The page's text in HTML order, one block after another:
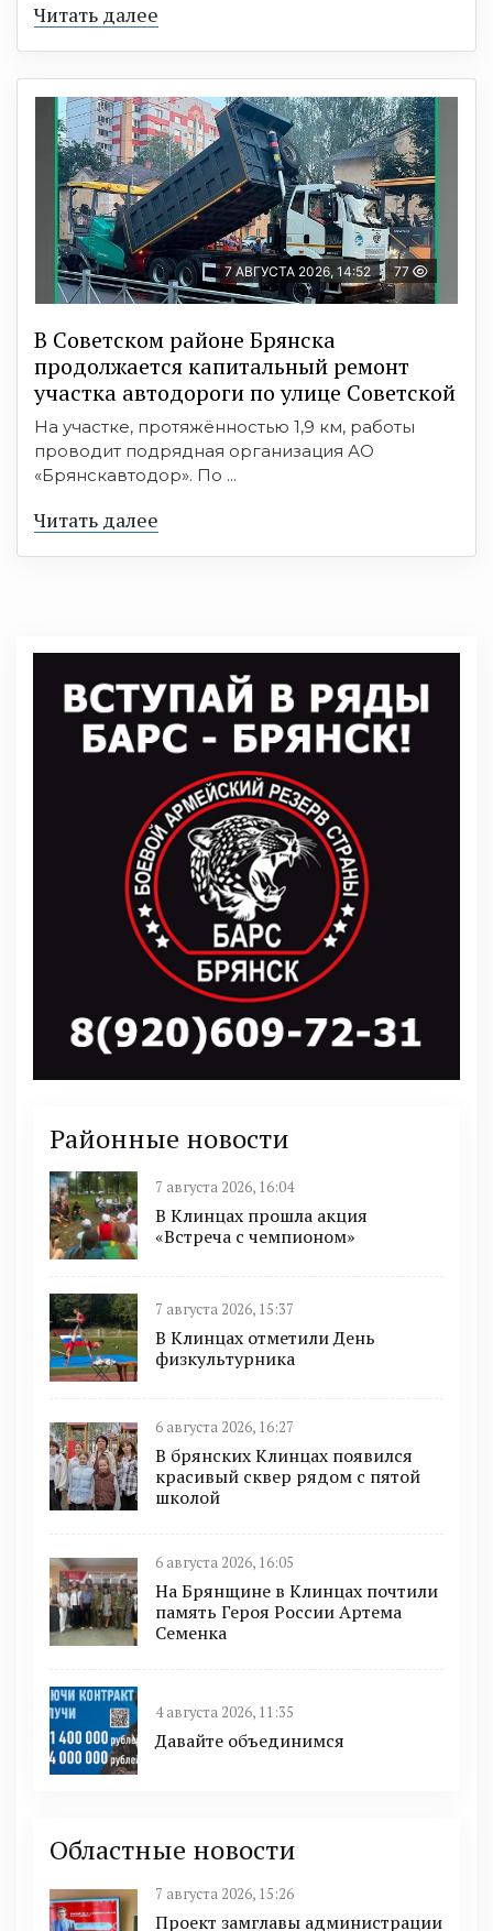
Читать далее
7 АВГУСТА 2026, 14:52 77
В Советском районе Брянска
продолжается капитальный ремонт
участка автодороги по улице Советской
На участке, протяжённостью 1,9 км, работы
проводит подрядная организация АО
«Брянскавтодор». По ...
Читать далее
Районные новости
7 августа 2026, 16:04
В Клинцах прошла акция
«Встреча с чемпионом»
7 августа 2026, 15:37
В Клинцах отметили День
физкультурника
6 августа 2026, 16:27
В брянских Клинцах появился
красивый сквер рядом с пятой
школой
6 августа 2026, 16:05
На Брянщине в Клинцах почтили
память Героя России Артема
Семенка
4 августа 2026, 11:35
Давайте объединимся
Областные новости
7 августа 2026, 15:26
Проект замглавы администрации